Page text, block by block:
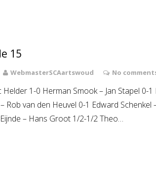
15
WebmasterSCAartswoud No
1-0 Herman Smook – Jan Stapel 0-
Rob van den Heuvel 0-1 Edward
– Hans Groot 1/2-1/2 Theo…